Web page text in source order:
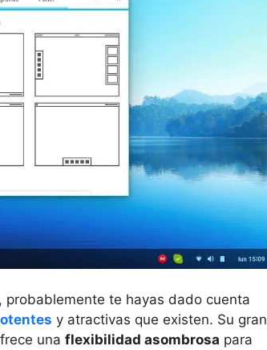
te hayas dado cuenta
y atractivas que existen. Su gran
una flexibilidad asombrosa para